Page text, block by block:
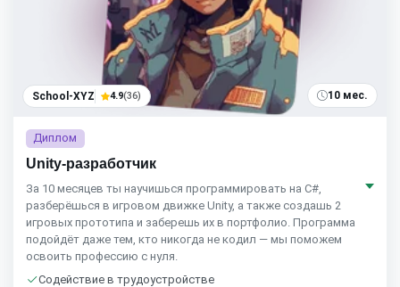
School-XYZ 4.9(36) 10 мес.
Диплом
Unity-разработчик
За 10 месяцев ты научишься программировать на C#,
разберёшься в игровом движке Unity, а также создашь 2
игровых прототипа и заберешь их в портфолио. Программа
подойдёт даже тем, кто никогда не кодил — мы поможем
освоить профессию с нуля.
Содействие в трудоустройстве